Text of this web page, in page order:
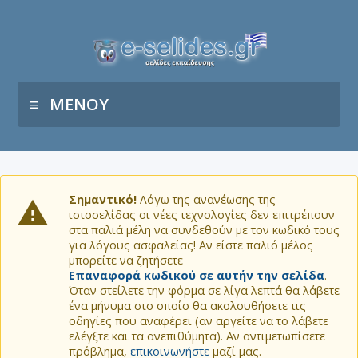
ΜΕΝΟΥ
Σημαντικό! Λόγω της ανανέωσης της
ιστοσελίδας οι νέες τεχνολογίες δεν επιτρέπουν
στα παλιά μέλη να συνδεθούν με τον κωδικό τους
για λόγους ασφαλείας! Αν είστε παλιό μέλος
μπορείτε να ζητήσετε
Επαναφορά κωδικού σε αυτήν την σελίδα.
Όταν στείλετε την φόρμα σε λίγα λεπτά θα λάβετε
ένα μήνυμα στο οποίο θα ακολουθήσετε τις
οδηγίες που αναφέρει (αν αργείτε να το λάβετε
ελέγξτε και τα ανεπιθύμητα). Αν αντιμετωπίσετε
πρόβλημα, επικοινωνήστε μαζί μας.